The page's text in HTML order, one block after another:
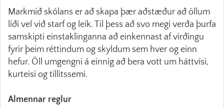
Markmið skólans er að skapa þær aðstæður að öllum
líði vel við starf og leik. Til þess að svo megi verða þurfa
samskipti einstaklinganna að einkennast af virðingu
fyrir þeim réttindum og skyldum sem hver og einn
hefur. Öll umgengni á einnig að bera vott um háttvísi,
kurteisi og tillitssemi.
Almennar reglur